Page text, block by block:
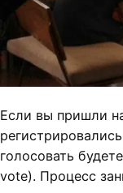
Если вы пришли
голосовать
vote). Процесс